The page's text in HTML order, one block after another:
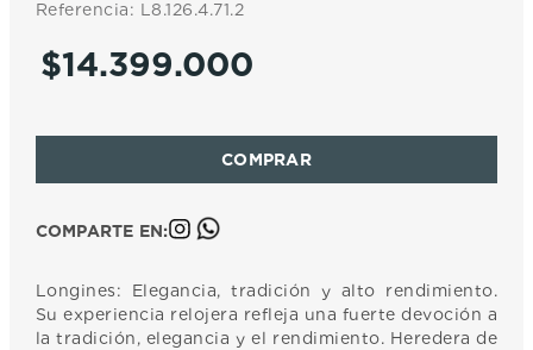
Referencia: L8.126.4.71.2
$14.399.000
COMPARTE EN:
Longines: Elegancia, tradición y alto rendimiento.
Su experiencia relojera refleja una fuerte devoción a
la tradición, elegancia y el rendimiento. Heredera de